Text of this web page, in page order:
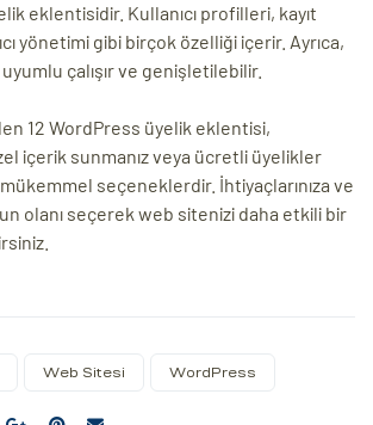
eklentisidir. Kullanıcı profilleri, kayıt
yönetimi gibi birçok özelliği içerir. Ayrıca,
çalışır ve genişletilebilir.
12 WordPress üyelik eklentisi,
içerik sunmanız veya ücretli üyelikler
seçeneklerdir. İhtiyaçlarınıza ve
olanı seçerek web sitenizi daha etkili bir
Web Sitesi WordPress